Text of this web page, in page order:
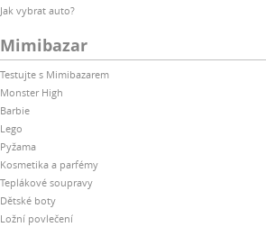
Jak vybrat auto?
Mimibazar
Testujte s Mimibazarem
Monster High
Barbie
Lego
Pyžama
Kosmetika a parfémy
Teplákové soupravy
Dětské boty
Ložní povlečení